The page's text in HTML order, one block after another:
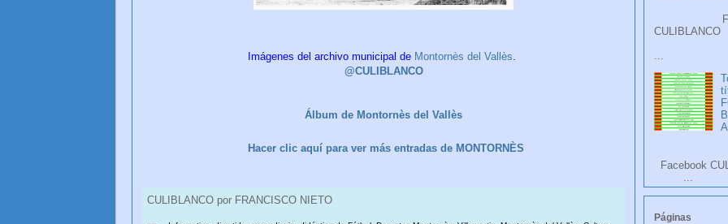
Imágenes del archivo municipal de Montornès del Vallès
@CULIBLANCO
Álbum de Montornès del Vallès
Hacer clic aquí para ver más entradas de MONTORNÈS
CULIBLANCO por FRANCISCO NIETO
Facebook
...
Páginas